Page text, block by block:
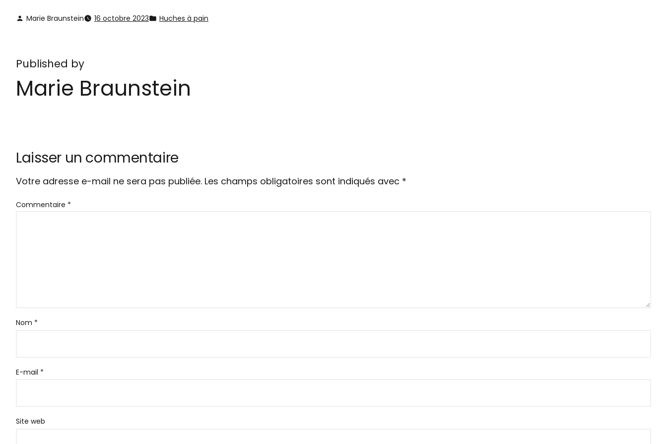
Marie Braunstein 16 octobre 2023 Huches à pain
Published by
Marie Braunstein
Laisser un commentaire
Votre adresse e-mail ne sera pas publiée. Les champs obligatoires sont indiqués avec *
Commentaire *
Nom *
E-mail *
Site web